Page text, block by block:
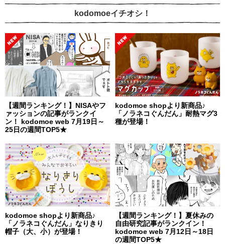
kodomoeイチオシ！
【週間ランキング！】NISAやフ
ァッションの記事がランクイ
ン！ kodomoe web 7月19日～
25日の週間TOP5★
kodomoe shopより新商品♪
「ノラネコぐんだん」耐熱マグ3
種が登場！
kodomoe shopより新商品♪
「ノラネコぐんだん」なりきり
帽子（大、小）が登場！
【週間ランキング！】夏休みの
自由研究記事がランクイン！
kodomoe web 7月12日～18日
の週間TOP5★